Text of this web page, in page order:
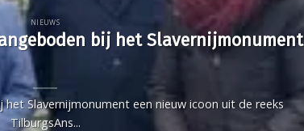
NIEUWS
bij het Slavernijmonument
Slavernijmonument een nieuw icoon uit de reeks
TilburgsAns...